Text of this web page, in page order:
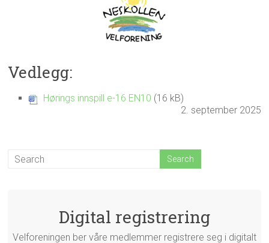
Vedlegg:
Hørings innspill e-16 EN10 (16 kB)
2. september 2025
Digital registrering
Velforeningen ber våre medlemmer registrere seg i digitalt